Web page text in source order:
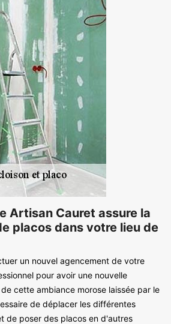
Artisan Cauret assure la
placos dans votre lieu de
un nouvel agencement de votre
pour avoir une nouvelle
cette ambiance morose laissée par le
de déplacer les différentes
de poser des placos en d'autres